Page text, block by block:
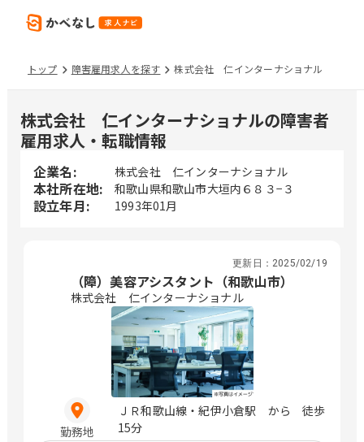
トップ 障害雇用求人を探す 株式会社 仁インターナショナル
株式会社 仁インターナショナルの障害者
雇用求人・転職情報
企業名: 株式会社 仁インターナショナル
本社所在地: 和歌山県和歌山市大垣内６８３−３
設立年月: 1993年01月
更新日： 2025/02/19
（障）美容アシスタント（和歌山市）
株式会社 仁インターナショナル
勤務地
ＪＲ和歌山線・紀伊小倉駅 から 徒歩
15分